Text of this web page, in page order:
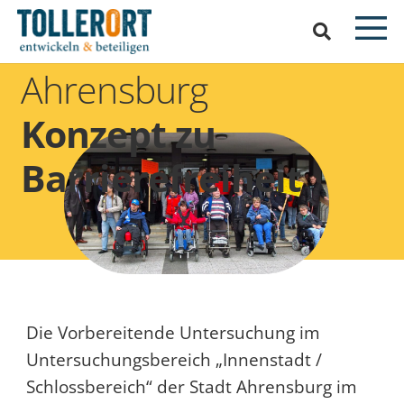
Ahrensburg
Konzept zu
Barrierefreiheit
Die Vorbereitende Untersuchung im
Untersuchungsbereich „Innenstadt /
Schlossbereich“ der Stadt Ahrensburg im